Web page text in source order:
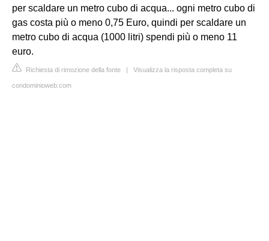
per scaldare un metro cubo di acqua... ogni metro cubo di
gas costa più o meno 0,75 Euro, quindi per scaldare un
metro cubo di acqua (1000 litri) spendi più o meno 11
euro.
Richiesta di rimozione della fonte Visualizza la risposta completa su
condominioweb.com